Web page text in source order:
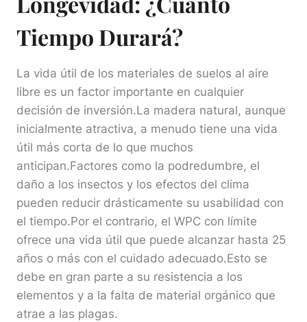
Tiempo Durará?
La vida útil de los materiales de suelos al aire
libre es un factor importante en cualquier
decisión de inversión.La madera natural, aunque
inicialmente atractiva, a menudo tiene una vida
útil más corta de lo que muchos
anticipan.Factores como la podredumbre, el
daño a los insectos y los efectos del clima
pueden reducir drásticamente su usabilidad con
el tiempo.Por el contrario, el WPC con límite
ofrece una vida útil que puede alcanzar hasta 25
años o más con el cuidado adecuado.Esto se
debe en gran parte a su resistencia a los
elementos y a la falta de material orgánico que
atrae a las plagas.